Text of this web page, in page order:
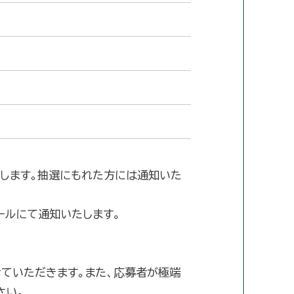
ます。抽選にもれた方には通知いた
にて通知いたします。
いただきます。また、応募者が極端